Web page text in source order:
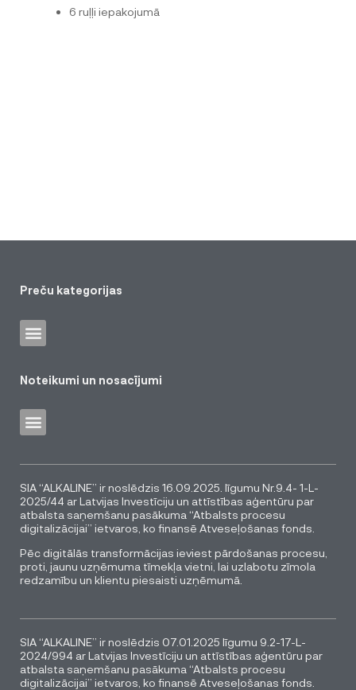
6 ruļļi iepakojumā
Preču kategorijas
Noteikumi un nosacījumi
SIA “ALKALINE” ir noslēdzis 16.09.2025. līgumu Nr.9.4- 1-L-
2025/44 ar Latvijas Investīciju un attīstības aģentūru par
atbalsta saņemšanu pasākuma “Atbalsts procesu
digitalizācijai” ietvaros, ko finansē Atveseļošanas fonds.
Pēc digitālās transformācijas ieviest pārdošanas procesu,
proti, jaunu uzņēmuma tīmekļa vietni, lai uzlabotu zīmola
redzamību un klientu piesaisti uzņēmumā.
SIA “ALKALINE” ir noslēdzis 07.01.2025 līgumu 9.2-17-L-
2024/994 ar Latvijas Investīciju un attīstības aģentūru par
atbalsta saņemšanu pasākuma “Atbalsts procesu
digitalizācijai” ietvaros, ko finansē Atveseļošanas fonds.